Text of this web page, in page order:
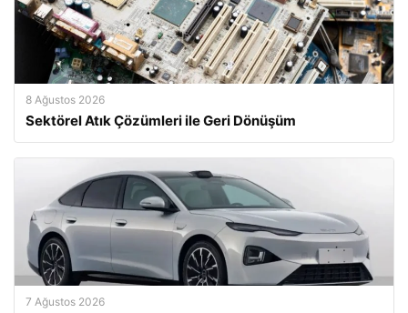
8 Ağustos 2026
Sektörel Atık Çözümleri ile Geri Dönüşüm
7 Ağustos 2026